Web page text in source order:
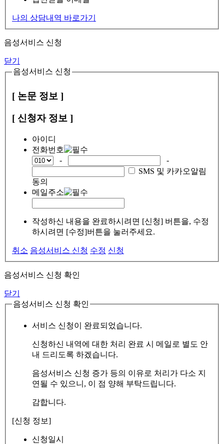
나의 상담내역 바로가기
음성서비스 신청
닫기
음성서비스 신청
[ 논문 정보 ]
[ 신청자 정보 ]
아이디
전화번호
-
-
SMS 및 카카오알림
동의
메일주소
작성하신 내용을 완료하시려면 [신청] 버튼을, 수정
하시려면 [수정]버튼을 눌러주세요.
취소 음성서비스 신청 수정 신청
음성서비스 신청 확인
닫기
음성서비스 신청 확인
서비스 신청이 완료되었습니다.
신청하신 내역에 대한 처리 완료 시 메일로 별도 안
내 드리도록 하겠습니다.
음성서비스 신청 증가 등의 이유로 처리가 다소 지
연될 수 있으니, 이 점 양해 부탁드립니다.
감합니다.
[신청 정보]
신청일시